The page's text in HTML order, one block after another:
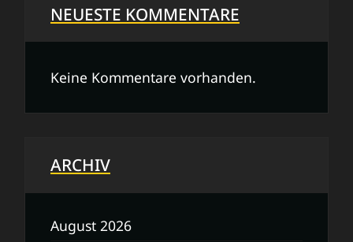
NEUESTE KOMMENTARE
Keine Kommentare vorhanden.
ARCHIV
August 2026